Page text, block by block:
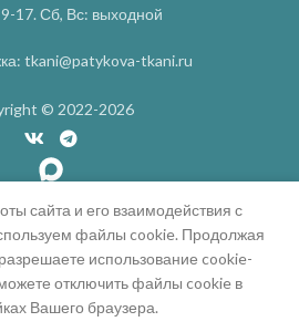
17. Сб, Вс: выходной
tkani@patykova-tkani.ru
© 2022-2026
сайта и его взаимодействия с
файлы cookie. Продолжая
использование cookie-
отключить файлы cookie в
Вашего браузера.